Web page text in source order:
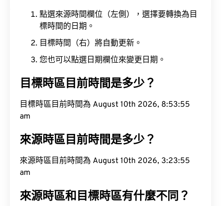
點選來源時間欄位（左側），選擇要轉換為目
標時間的日期。
目標時間（右）將自動更新。
您也可以點選日期欄位來變更日期。
目標時區目前時間是多少？
目標時區目前時間為 August 10th 2026, 8:53:56
am
來源時區目前時間是多少？
來源時區目前時間為 August 10th 2026, 3:23:56
am
來源時區和目標時區有什麼不同？